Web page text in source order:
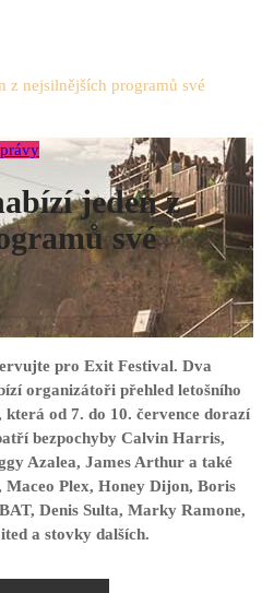
z nejsilnějších programů své
jeden z
své
pro Exit Festival. Dva
organizátoři přehled letošního
od 7. do 10. července dorazí
bezpochyby Calvin Harris,
Azalea, James Arthur a také
Plex, Honey Dijon, Boris
Denis Sulta, Marky Ramone,
a stovky dalších.